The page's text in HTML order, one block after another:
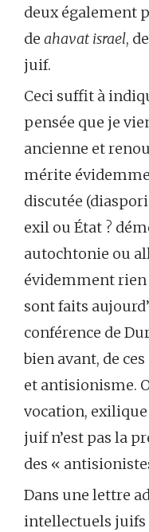
deux également
de ahavat israel,
juif.
Ceci suffit à
pensée que je
ancienne et
mérite
discutée
exil ou État ?
autochtonie ou
évidemment rien
sont faits
conférence de
bien avant, de
et antisionisme.
vocation,
juif n’est pas la
des «
Dans une lettre
intellectuels juifs